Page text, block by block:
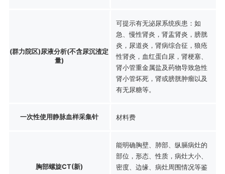
(群力院区)尿液分析(不含尿沉渣定
量)
可提示有无泌尿系统疾患：如
急、慢性肾炎，肾盂肾炎，膀胱
炎，尿道炎，肾病综合征，狼疮
性肾炎，血红蛋白尿，肾梗塞、
肾小管重金属盐及药物导致急性
肾小管坏死，肾或膀胱肿瘤以及
有无尿糖等。
一次性使用静脉血样采集针 材料费
胸部螺旋CT(新)
能明确胸壁、肺部、纵膈病灶的
部位，形态、性质，病灶大小、
密度、边缘、病灶周围情况等鉴